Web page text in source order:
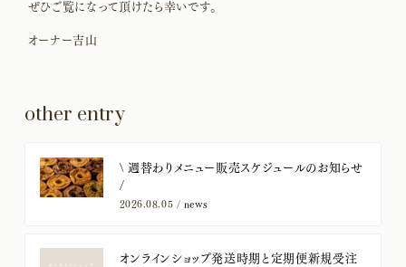
ぜひご覧になって頂けたら幸いです。
オーナー吉山
other entry
​\ 週替わりメニュー販売スケジュールのお知らせ
/
2026.08.05 / news
オンラインショップ発送時期と定期便新規受注